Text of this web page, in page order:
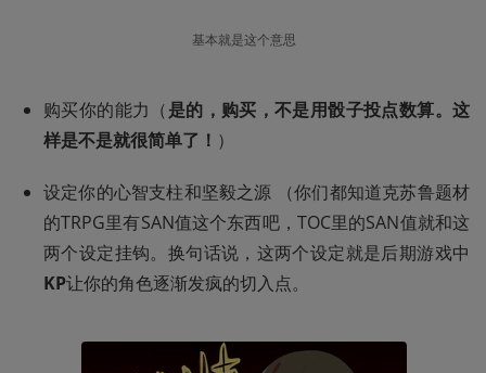
基本就是这个意思
购买你的能力（是的，购买，不是用骰子投点数算。这
样是不是就很简单了！ ）
设定你的心智支柱和坚毅之源 （你们都知道克苏鲁题材
的TRPG里有SAN值这个东西吧，TOC里的SAN值就和这
两个设定挂钩。换句话说，这两个设定就是后期游戏中
KP让你的角色逐渐发疯的切入点。